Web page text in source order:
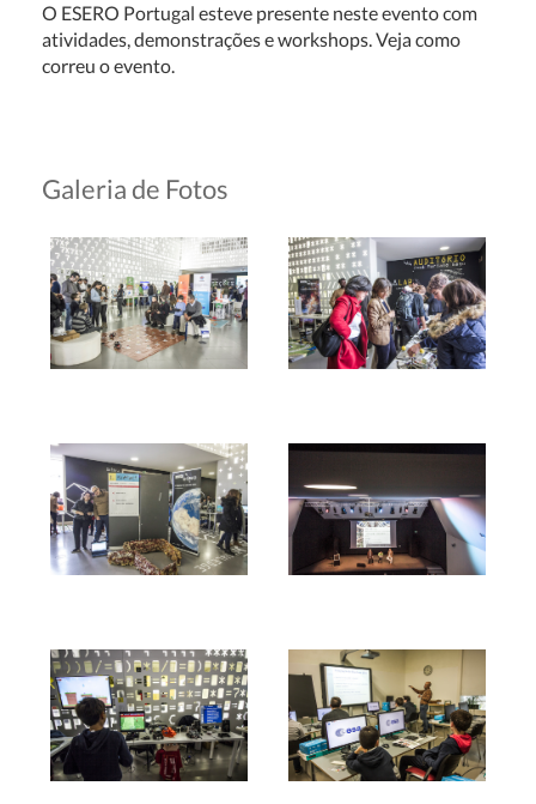
O ESERO Portugal esteve presente neste evento com
atividades, demonstrações e workshops. Veja como
correu o evento.
Galeria de Fotos